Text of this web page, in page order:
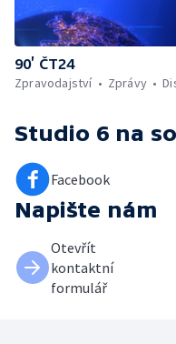
90’ ČT24
Zpravodajství
Zprávy
Studio 6 na
Facebook
Napište nám
Otevřít
kontaktní
formulář